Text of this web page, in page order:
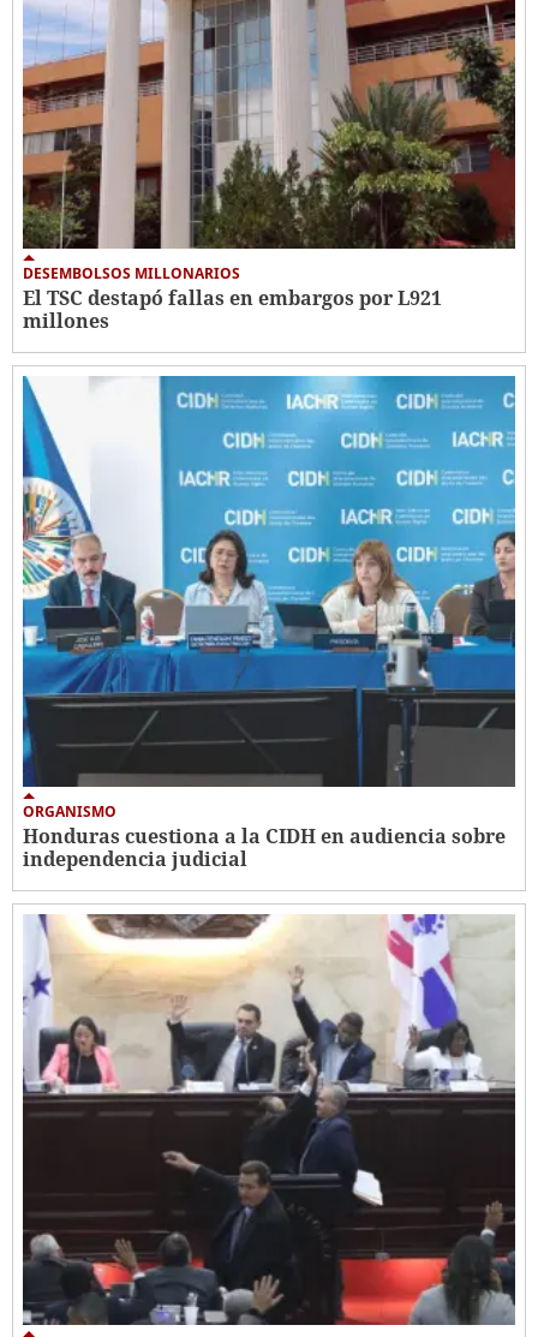
DESEMBOLSOS MILLONARIOS
El TSC destapó fallas en embargos por L921
millones
ORGANISMO
Honduras cuestiona a la CIDH en audiencia sobre
independencia judicial